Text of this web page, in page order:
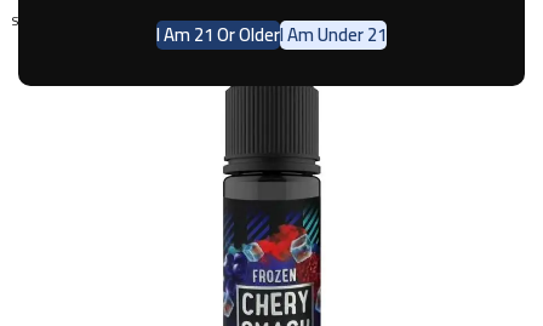
I Am 21 Or OlderI Am Under 21
SOLD OUT